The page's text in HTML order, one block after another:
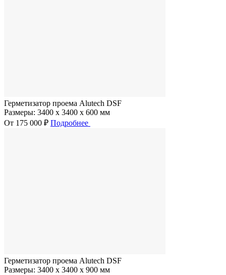
Герметизатор проема Alutech DSF
Размеры: 3400 x 3400 x 600 мм
От 175 000 ₽ Подробнее
Герметизатор проема Alutech DSF
Размеры: 3400 x 3400 x 900 мм